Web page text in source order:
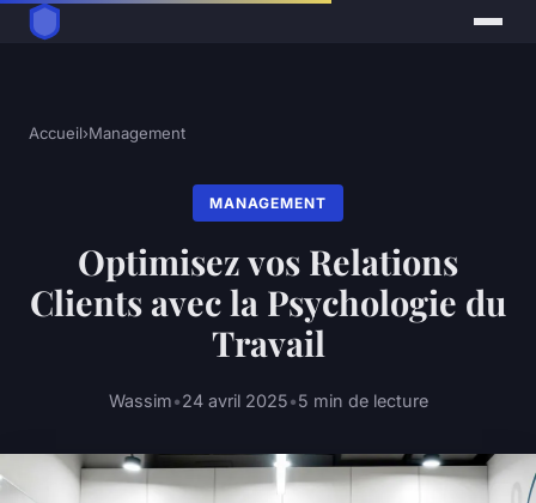
Accueil›Management
MANAGEMENT
Optimisez vos Relations
Clients avec la Psychologie du
Travail
Wassim•24 avril 2025•5 min de lecture